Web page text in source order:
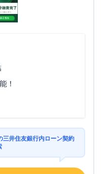
！
井住友銀行内ローン契約